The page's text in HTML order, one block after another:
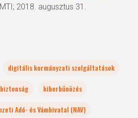
2018. augusztus 31.
digitális kormányzati szolgáltatások
kiberbűnözés
Adó- és Vámhivatal (NAV)